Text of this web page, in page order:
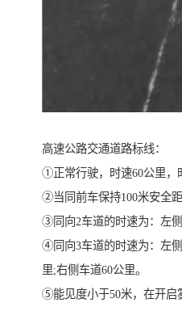
高速公路交通道路标线：
①正常行驶，时速60公里，
②当同前车保持100米安全距
③同向2车道的时速为：左侧
④同向3车道的时速为：左
里;右侧车道60公里。
⑤能见度小于50米，在开启